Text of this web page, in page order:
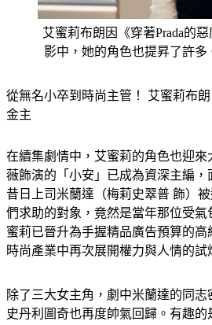
艾蜜莉布朗因《穿著Prada的
從無名小卒到時尚主管！ 艾蜜莉布朗
在續集劇情中，艾蜜莉的角色也迎
薇飾演的「小安」已成為資深主編，
昔日上司米蘭達（梅莉史翠普 飾）
們求助的對象，竟然是當年那位受
蜜莉已晉升為手握精品廣告預算的高
除了三大女主角，劇中米蘭達的同